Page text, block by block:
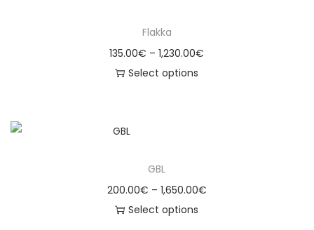
Flakka
135.00€ – 1,230.00€
Select options
GBL
200.00€ – 1,650.00€
Select options